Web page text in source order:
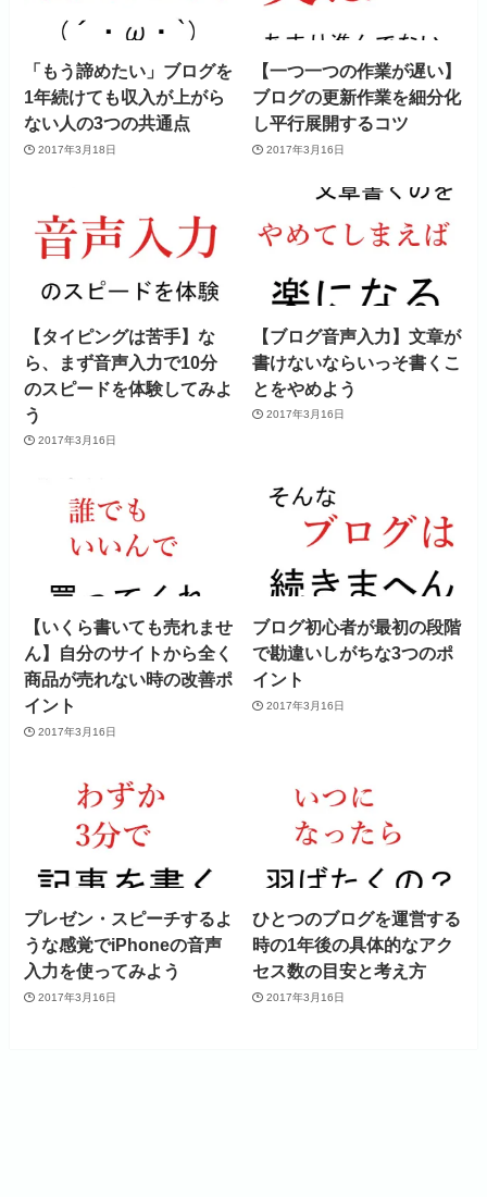
「もう諦めたい」ブログを
1年続けても収入が上がら
ない人の3つの共通点
2017年3月18日
【一つ一つの作業が遅い】
ブログの更新作業を細分化
し平行展開するコツ
2017年3月16日
【タイピングは苦手】な
ら、まず音声入力で10分
のスピードを体験してみよ
う
2017年3月16日
【ブログ音声入力】文章が
書けないならいっそ書くこ
とをやめよう
2017年3月16日
【いくら書いても売れませ
ん】自分のサイトから全く
商品が売れない時の改善ポ
イント
2017年3月16日
ブログ初心者が最初の段階
で勘違いしがちな3つのポ
イント
2017年3月16日
プレゼン・スピーチするよ
うな感覚でiPhoneの音声
入力を使ってみよう
2017年3月16日
ひとつのブログを運営する
時の1年後の具体的なアク
セス数の目安と考え方
2017年3月16日